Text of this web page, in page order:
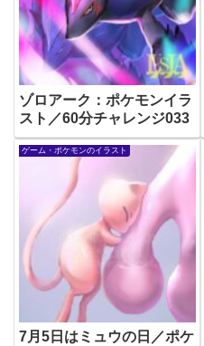
ゾロアーク：ポケモンイラ
スト／60分チャレンジ033
ゲーム・ポケモンのイラスト
7月5日はミュウの日／ポケ